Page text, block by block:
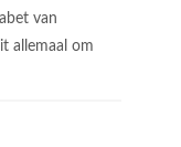
van
allemaal om